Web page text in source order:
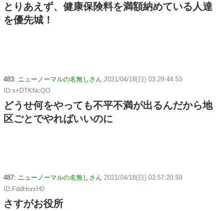
とりあえず、健康保険料を満額納めている人達
を優先城！
483: ニューノーマルの名無しさん 2021/04/18(日) 03:29:44.53
ID:s+DTKNcQO
どうせ何をやっても不平不満が出るんだから地
区ごとでやればいいのに
487: ニューノーマルの名無しさん 2021/04/18(日) 03:57:20.59
ID:FddHorxH0
さすがお役所